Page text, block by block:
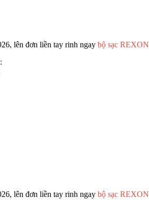
lên đơn liền tay rinh ngay bộ sạc REXON
lên đơn liền tay rinh ngay bộ sạc REXON